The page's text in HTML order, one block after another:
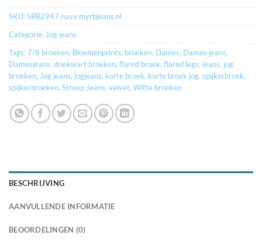
SKU:SRB2947 navy myrbjeans.nl
Categorie: Jog jeans
Tags:7/8 broeken, Bloemenprints, broeken, Dames, Dames jeans,
Damesjeans, driekwart broeken, flared broek, flared legs, jeans, jog
broeken, Jog jeans, jogjeans, korte broek, korte broek jog, spijkerbroek,
spijkerbroeken, Streep Jeans, velvet, Witte broeken
BESCHRIJVING
AANVULLENDE INFORMATIE
BEOORDELINGEN (0)